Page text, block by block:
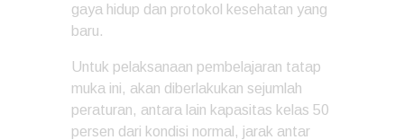
gaya hidup dan protokol kesehatan yang
baru.
Untuk pelaksanaan pembelajaran tatap
muka ini, akan diberlakukan sejumlah
peraturan, antara lain kapasitas kelas 50
persen dari kondisi normal, jarak antar